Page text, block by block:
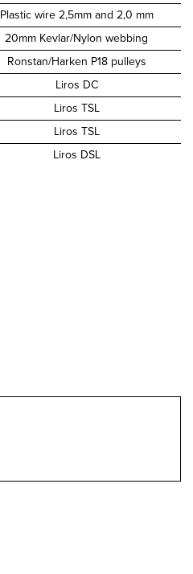
Plastic wire 2,5mm and 2,0 mm
20mm Kevlar/Nylon webbing
Ronstan/Harken P18 pulleys
Liros DC
Liros TSL
Liros TSL
Liros DSL